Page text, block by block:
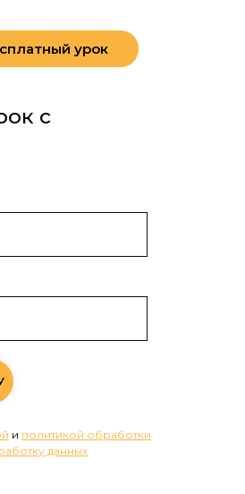
урок
и политикой обработки
данных
с